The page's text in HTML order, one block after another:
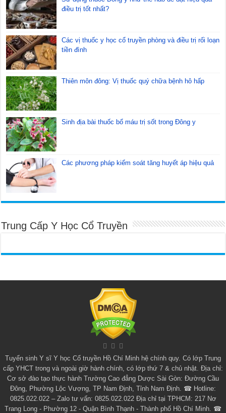
điều trị tốt nhất?
Các vị thuốc y học cổ truyền phòng và điều trị rối loạn
tiền đình
Thiên môn đông: Vị thuốc quý chữa bệnh hô hấp
Sinh địa bài thuốc bổ máu trị sốt trong Đông y
Các phương pháp kiểm soát tăng huyết áp hiệu quả
Trung Cấp Y Học Cổ Truyền
Tuyển sinh Y sĩ Y học Cổ truyền Hồ Chí Minh hệ chính quy. Có lớp Trung
cấp YHCT trong và ngoài giờ hành chính, có lớp thứ 7 & chủ nhật. Địa chỉ:
Cơ sở đào tạo thực hành Trường Cao đẳng Dược Sài Gòn: Đường Cầu
Đông, Phường Lộc Vượng, TP Nam Định, Tỉnh Nam Định. ☎ Hotline:
0825.022.022 – Zalo tư vấn: 0825.022.022 Địa chỉ tại TPHCM: 217 Nơ
Trang Long - Phường 12 - Quận Bình Thạnh - Thành phố Hồ Chí Minh. ☎